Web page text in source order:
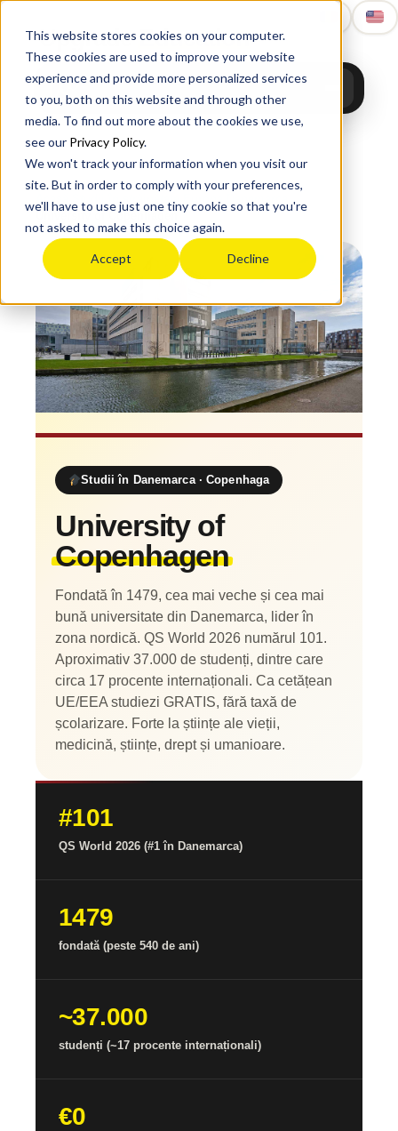
This website stores cookies on your computer.
These cookies are used to improve your website
experience and provide more personalized services
to you, both on this website and through other
media. To find out more about the cookies we use,
see our Privacy Policy.
We won't track your information when you visit our
site. But in order to comply with your preferences,
we'll have to use just one tiny cookie so that you're
not asked to make this choice again.
Accept Decline
UpgradeEducation
University of Copenhagen
Studii în Danemarca · Copenhaga
University of
Copenhagen
Fondată în 1479, cea mai veche și cea mai
bună universitate din Danemarca, lider în
zona nordică. QS World 2026 numărul 101.
Aproximativ 37.000 de studenți, dintre care
circa 17 procente internaționali. Ca cetățean
UE/EEA studiezi GRATIS, fără taxă de
școlarizare. Forte la științe ale vieții,
medicină, științe, drept și umanioare.
#101
QS World 2026 (#1 în Danemarca)
1479
fondată (peste 540 de ani)
~37.000
studenți (~17 procente internaționali)
€0